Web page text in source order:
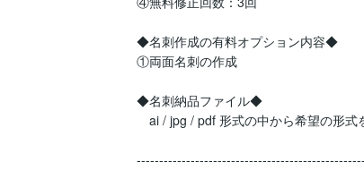
◆名刺作成の有料オプション内容◆
①両面名刺の作成
◆名刺納品ファイル◆
ai / jpg / pdf 形式の中から希望の形式